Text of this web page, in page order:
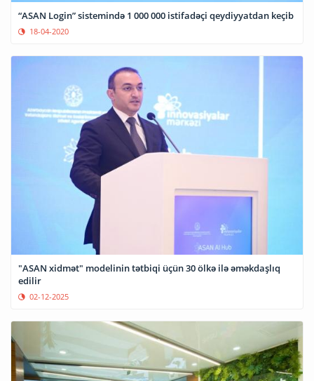
“ASAN Login” sistemində 1 000 000 istifadəçi qeydiyyatdan keçib
18-04-2020
"ASAN xidmət" modelinin tətbiqi üçün 30 ölkə ilə əməkdaşlıq
edilir
02-12-2025